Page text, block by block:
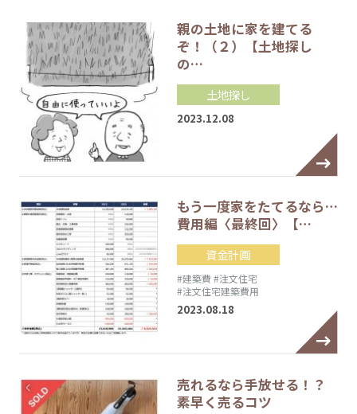
親の土地に家を建てる
ぞ！（２）【土地探し
の…
土地探し
2023.12.08
もう一度家をたてるなら…
費用編〈最終回〉【…
資金計画
#建築費 #注文住宅
#注文住宅建築費用
2023.08.18
売れるなら手放せる！？
素早く売るコツ